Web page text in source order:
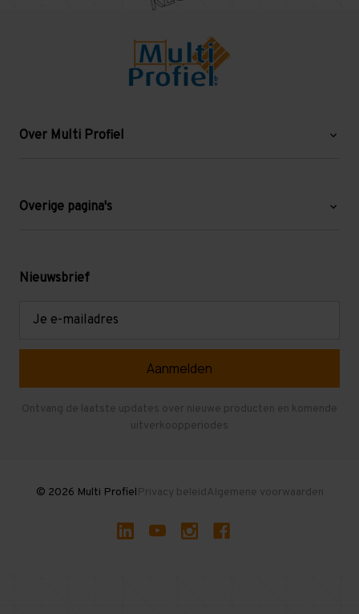
Over Multi Profiel
Blog
Levering en afhalen
Overige pagina's
Mezzanine
Gebruikte entresolvloeren
Nieuwsbrief
Ontvang de laatste updates over nieuwe producten en komende
uitverkoopperiodes
© 2026 Multi ProfielPrivacy beleidAlgemene voorwaarden